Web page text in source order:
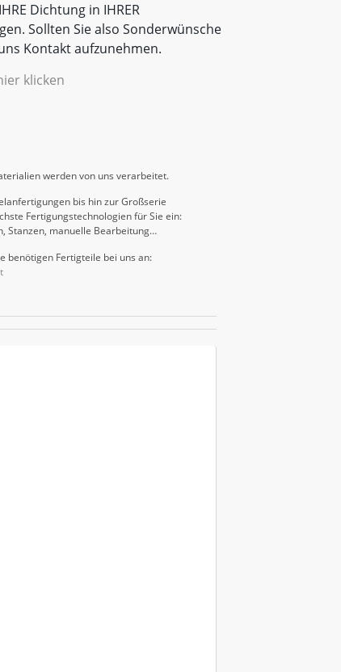
Dichtung in IHRER
Sollten Sie also Sonderwünsche
Kontakt aufzunehmen.
klicken
werden von uns verarbeitet.
bis hin zur Großserie
Fertigungstechnologien für Sie ein:
Stanzen, manuelle Bearbeitung…
benötigen Fertigteile bei uns an: